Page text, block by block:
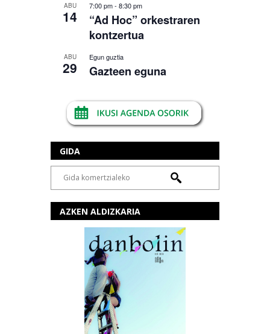
ABU
14
7:00 pm- 8:30 pm
“Ad Hoc” orkestraren
kontzertua
ABU
29
Egun guztia
Gazteen eguna
GIDA
AZKEN ALDIZKARIA